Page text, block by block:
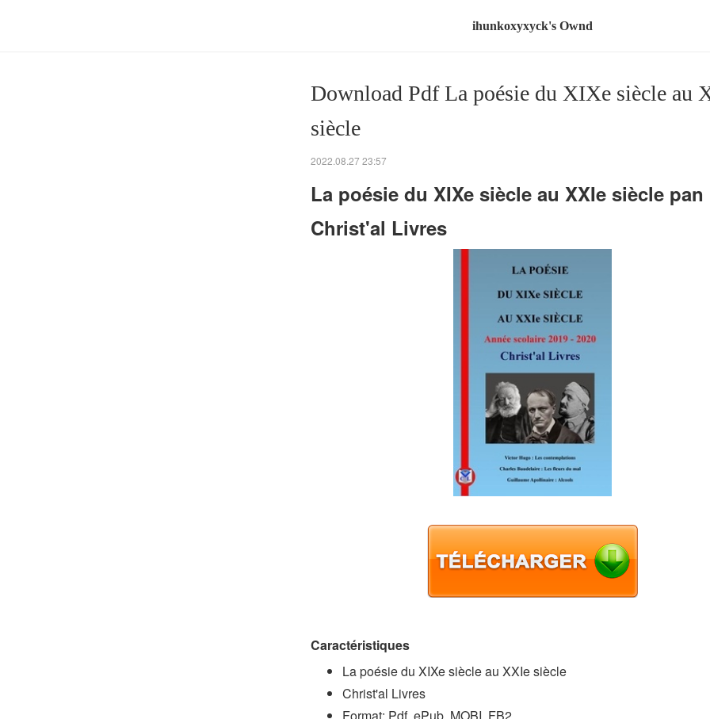
ihunkoxyxyck's Ownd
Download Pdf La poésie du XIXe siècle au
siècle
2022.08.27 23:57
La poésie du XIXe siècle au XXIe siècle pan
Christ'al Livres
Caractéristiques
La poésie du XIXe siècle au XXIe siècle
Christ'al Livres